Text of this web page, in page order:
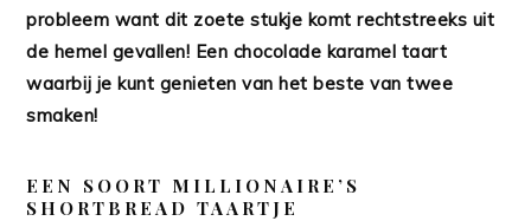
probleem want dit zoete stukje komt rechtstreeks uit
de hemel gevallen! Een chocolade karamel taart
waarbij je kunt genieten van het beste van twee
smaken!
EEN SOORT MILLIONAIRE’S
SHORTBREAD TAARTJE